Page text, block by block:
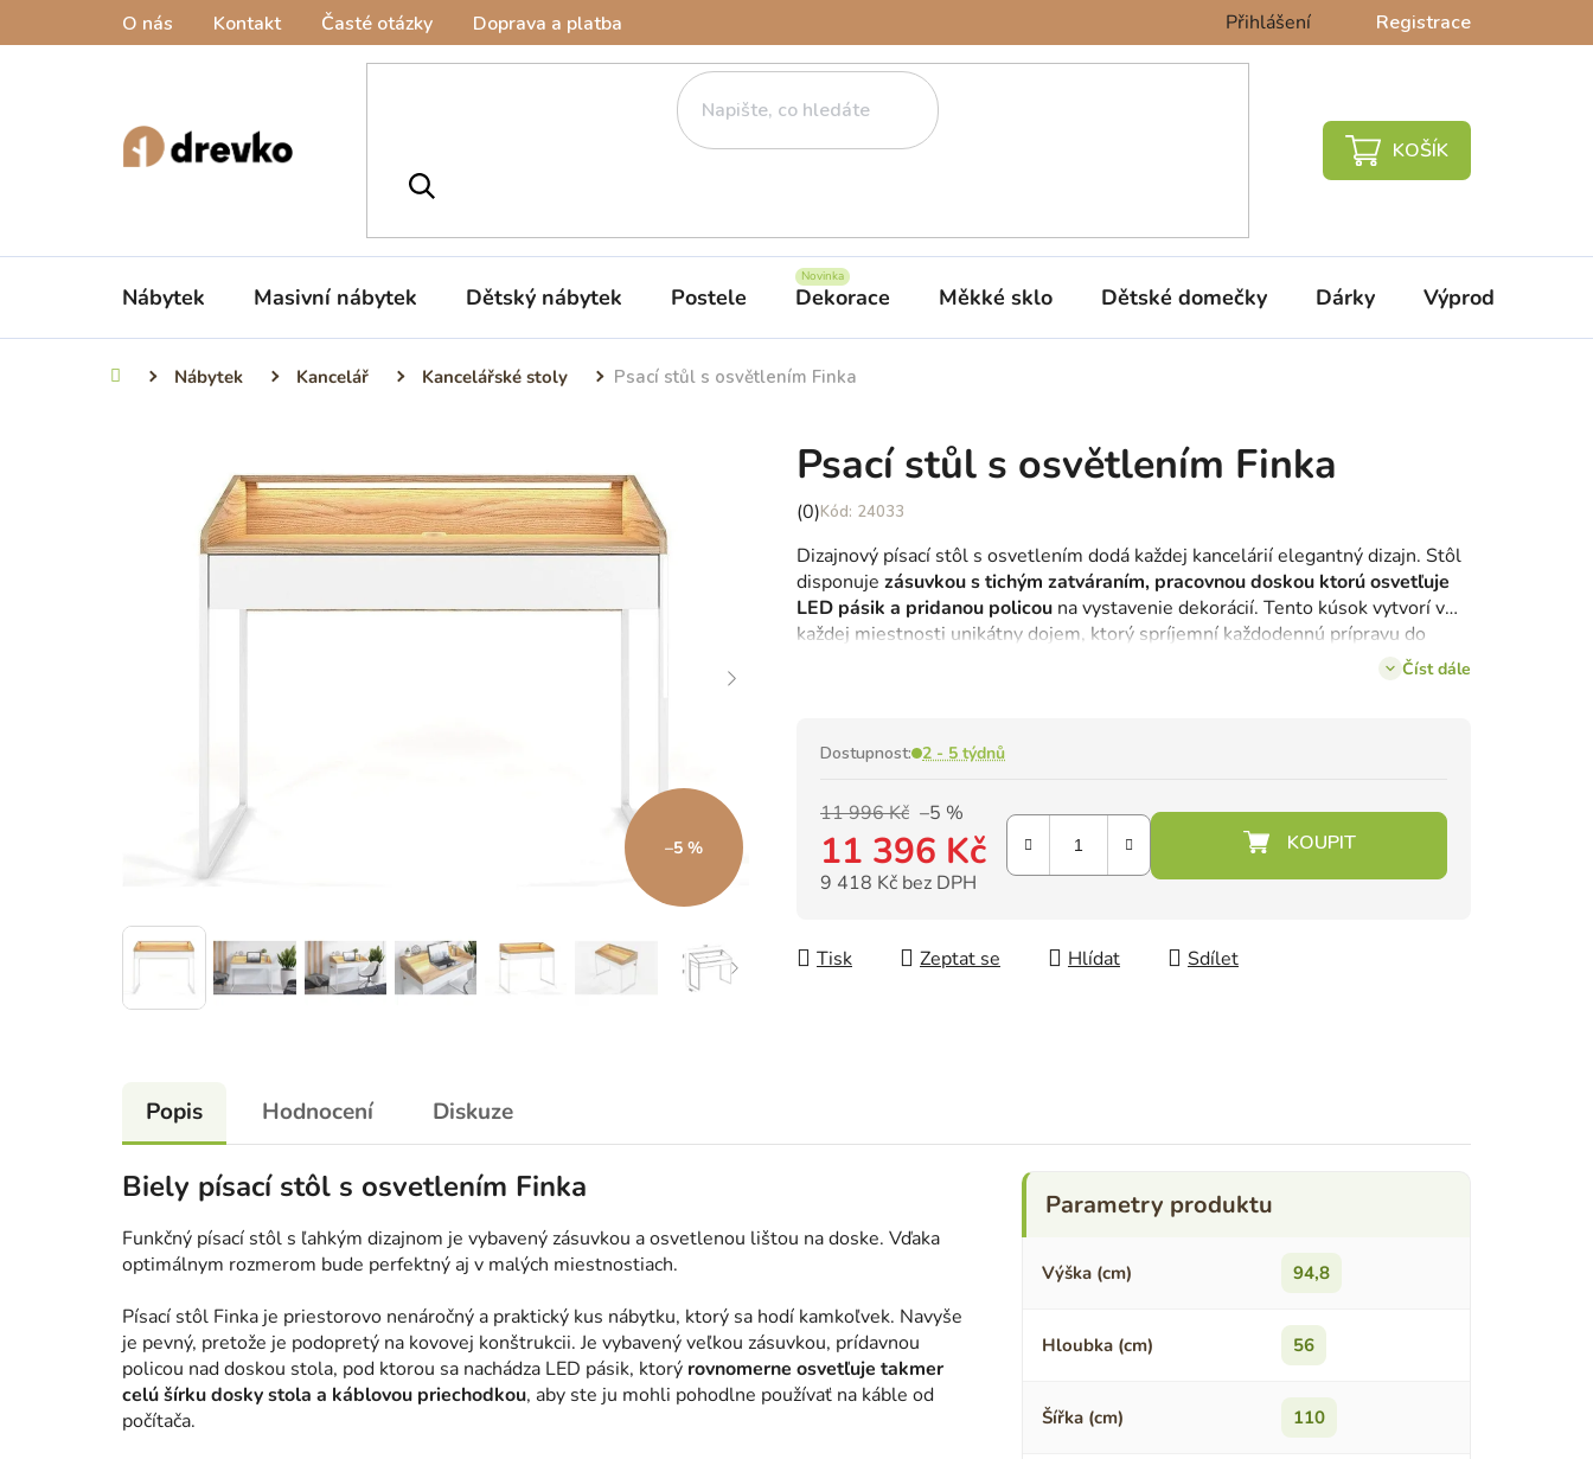
O nás Kontakt Časté otázky Doprava a platba Přihlášení Registrace
NÁKUPNÍ
Nábytek Masivní nábytek Dětský nábytek Postele Dekorace Měkké sklo Dětské domečky Dárky Výprodej %
Domů Nábytek Kancelář Kancelářské stoly Psací stůl s osvětlením Finka
Psací stůl s osvětlením Finka
Průměrné
produktu
je
0,0
z
(0) 24033
Dizajnový písací stôl s osvetlením dodá každej kancelárií elegantný dizajn. Stôl
disponuje zásuvkou s tichým zatváraním, pracovnou doskou ktorú osvetľuje
LED pásik a pridanou policou na vystavenie dekorácií. Tento kúsok vytvorí v
každej miestnosti unikátny dojem, ktorý spríjemní každodennú prípravu do
Číst dále
Dostupnost: 2 - 5 týdnů
11 996 Kč –5 %
11 396 Kč
9 418 Kč bez DPH
Tisk
Zeptat se Hlídat Sdílet
–5 %
Popis Hodnocení Diskuze
Biely písací stôl s osvetlením Finka
Funkčný písací stôl s ľahkým dizajnom je vybavený zásuvkou a osvetlenou lištou na doske. Vďaka
optimálnym rozmerom bude perfektný aj v malých miestnostiach.
Písací stôl Finka je priestorovo nenáročný a praktický kus nábytku, ktorý sa hodí kamkoľvek. Navyše
je pevný, pretože je podopretý na kovovej konštrukcii. Je vybavený veľkou zásuvkou, prídavnou
policou nad doskou stola, pod ktorou sa nachádza LED pásik, ktorý rovnomerne osvetľuje takmer
celú šírku dosky stola a káblovou priechodkou, aby ste ju mohli pohodlne používať na káble od
počítača.
Výška (cm) 94,8
Hloubka (cm) 56
Šířka (cm) 110